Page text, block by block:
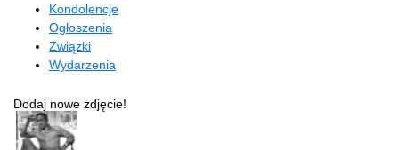
Kondolencje
Ogłoszenia
Związki
Wydarzenia
Dodaj nowe zdjęcie!